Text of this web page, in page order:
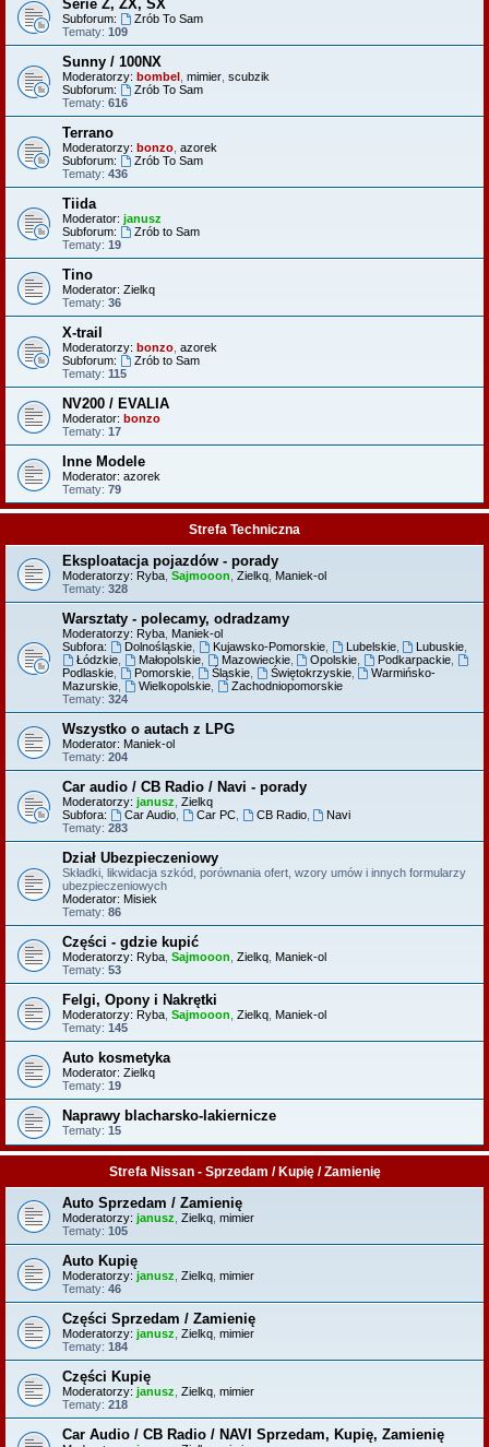
Serie Z, ZX, SX
Subforum:
Zrób To Sam
Tematy: 109
Sunny / 100NX
Moderatorzy: bombel mimier scubzik
Subforum:
Zrób To Sam
Tematy: 616
Terrano
Moderatorzy: bonzo azorek
Subforum:
Zrób To Sam
Tematy: 436
Tiida
Moderator: janusz
Subforum:
Zrób to Sam
Tematy: 19
Tino
Moderator: Zielkq
Tematy: 36
X-trail
Moderatorzy: bonzo azorek
Subforum:
Zrób to Sam
Tematy: 115
NV200 / EVALIA
Moderator: bonzo
Tematy: 17
Inne Modele
Moderator: azorek
Tematy: 79
Strefa Techniczna
Eksploatacja pojazdów - porady
Moderatorzy: Ryba Sajmooon Zielkq Maniek-ol
Tematy: 328
Warsztaty - polecamy, odradzamy
Moderatorzy: Ryba Maniek-ol
Subfora:
Dolnośląskie, Kujawsko-Pomorskie, Lubelskie, Lubuskie
Łódzkie, Małopolskie, Mazowieckie, Opolskie Podkarpackie
Podlaskie
Pomorskie, Śląskie, Świętokrzyskie,
Warmińsko-
Mazurskie
Wielkopolskie,
Zachodniopomorskie
Tematy: 324
Wszystko o autach z LPG
Moderator: Maniek-ol
Tematy: 204
Car audio / CB Radio / Navi - porady
Moderatorzy: janusz Zielkq
Subfora:
Car Audio, Car PC, CB Radio,
Navi
Tematy: 283
Dział Ubezpieczeniowy
Składki, likwidacja szkód, porównania ofert, wzory umów i innych formularzy
ubezpieczeniowych
Moderator: Misiek
Tematy: 86
Części - gdzie kupić
Moderatorzy: Ryba Sajmooon Zielkq Maniek-ol
Tematy: 53
Felgi, Opony i Nakrętki
Moderatorzy: Ryba Sajmooon Zielkq Maniek-ol
Tematy: 145
Auto kosmetyka
Moderator: Zielkq
Tematy: 19
Naprawy blacharsko-lakiernicze
Tematy: 15
Strefa Nissan - Sprzedam / Kupię / Zamienię
Auto Sprzedam / Zamienię
Moderatorzy: janusz Zielkq mimier
Tematy: 105
Auto Kupię
Moderatorzy: janusz Zielkq mimier
Tematy: 46
Części Sprzedam / Zamienię
Moderatorzy: janusz Zielkq mimier
Tematy: 184
Części Kupię
Moderatorzy: janusz Zielkq mimier
Tematy: 218
Car Audio / CB Radio / NAVI Sprzedam, Kupię, Zamienię